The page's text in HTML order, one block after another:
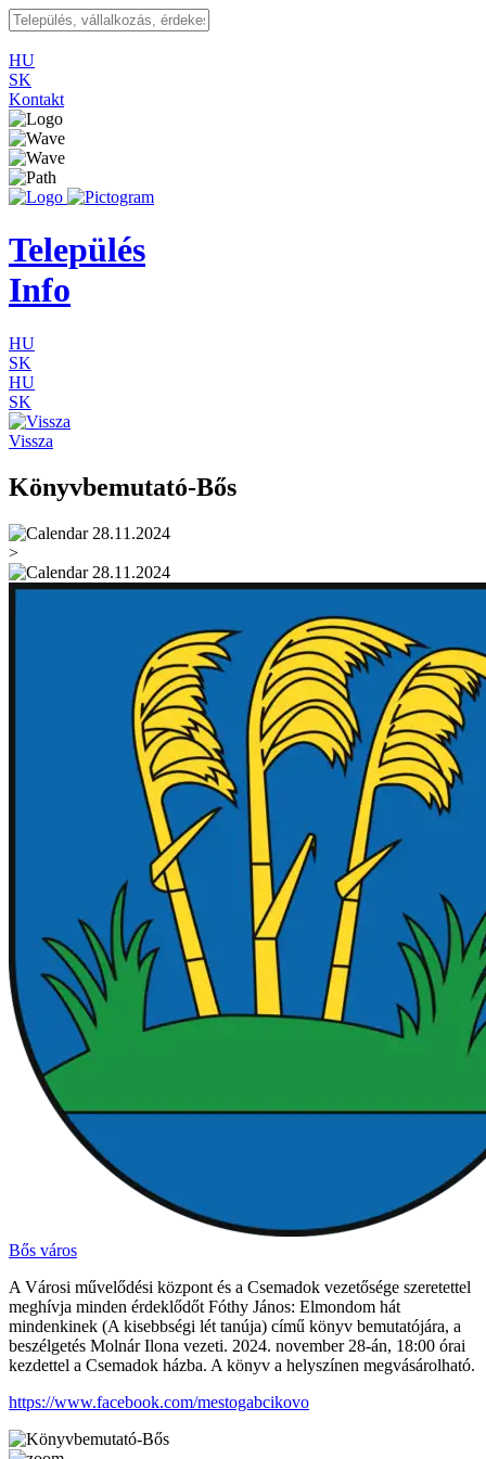
HU
SK
Kontakt
Település
Info
HU
SK
HU
SK
Vissza
Könyvbemutató-Bős
28.11.2024
>
28.11.2024
Bős város
A Városi művelődési központ és a Csemadok vezetősége szeretettel
meghívja minden érdeklődőt Fóthy János: Elmondom hát
mindenkinek (A kisebbségi lét tanúja) című könyv bemutatójára, a
beszélgetés Molnár Ilona vezeti. 2024. november 28-án, 18:00 órai
kezdettel a Csemadok házba. A könyv a helyszínen megvásárolható.
https://www.facebook.com/mestogabcikovo